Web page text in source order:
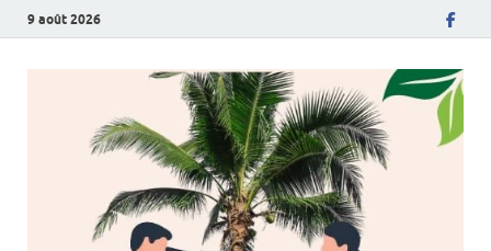
9 août 2026